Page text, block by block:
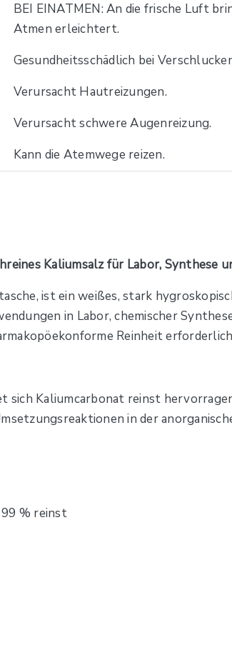
BEI EINATMEN: An die frische Luft
Atmen erleichtert.
Gesundheitsschädlich bei
Verursacht Hautreizungen.
Verursacht schwere Augenreizung.
Kann die Atemwege reizen.
Kaliumsalz für Labor, Synthese
ist ein weißes, stark
in Labor, chemischer
Reinheit
sich Kaliumcarbonat reinst
in der
% reinst